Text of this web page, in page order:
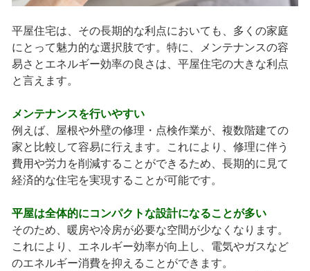
平屋住宅は、その長期的な利点においても、多くの家庭
にとって魅力的な選択肢です。特に、メンテナンスの容
易さとエネルギー効率の良さは、平屋住宅の大きな利点
と言えます。
メンテナンスを行いやすい
例えば、屋根や外壁の修理・点検作業が、複数階建ての
家と比較して容易に行えます。これにより、修理に伴う
費用や労力を削減することができるため、長期的に見て
経済的な住宅を実現することが可能です。
平屋は全体的にコンパクトな設計になることが多い
そのため、暖房や冷房が必要な空間が少なくなります。
これにより、エネルギー効率が向上し、電気やガスなど
のエネルギー消費を抑えることができます。